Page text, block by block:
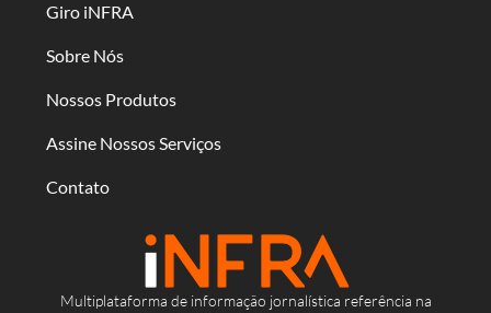
Multiplataforma de informação jornalística referência na
Giro iNFRA
Sobre Nós
Nossos Produtos
Assine Nossos Serviços
Contato